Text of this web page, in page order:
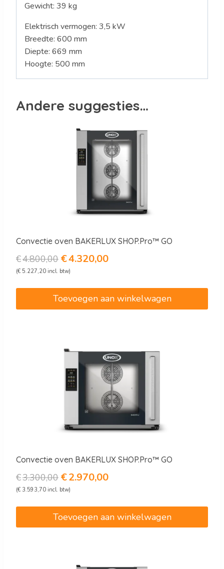
Gewicht: 39 kg
Elektrisch vermogen: 3,5 kW
Breedte: 600 mm
Diepte: 669 mm
Hoogte: 500 mm
Andere suggesties…
Convectie oven BAKERLUX SHOP.Pro™ GO
€4.800,00 Oorspronkelijke
prijs
was:
€4.800,00.
€4.320,00Huidige
€4.320,00.
(€ 5.227,20 incl. btw)
Toevoegen aan winkelwagen
Convectie oven BAKERLUX SHOP.Pro™ GO
€3.300,00 Oorspronkelijke
was:
€3.300,00.
€2.970,00Huidige
€2.970,00.
(€ 3.593,70 incl. btw)
Toevoegen aan winkelwagen